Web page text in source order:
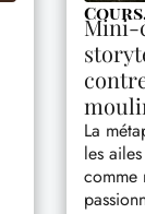
Cours
Mini-
La
les
comme